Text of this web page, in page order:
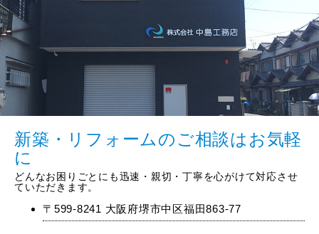
新築・リフォームのご相談はお気軽
に
どんなお困りごとにも迅速・親切・丁寧を心がけて対応させ
ていただきます。
〒599-8241 大阪府堺市中区福田863-77